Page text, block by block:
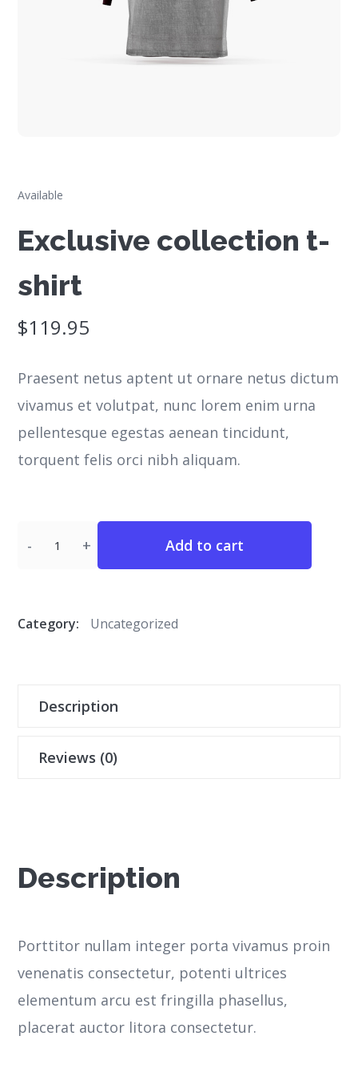
Available
Exclusive collection t-
shirt
$119.95
Praesent netus aptent ut ornare netus dictum
vivamus et volutpat, nunc lorem enim urna
pellentesque egestas aenean tincidunt,
torquent felis orci nibh aliquam.
Add to cart
Category: Uncategorized
Description
Reviews (0)
Description
Porttitor nullam integer porta vivamus proin
venenatis consectetur, potenti ultrices
elementum arcu est fringilla phasellus,
placerat auctor litora consectetur.